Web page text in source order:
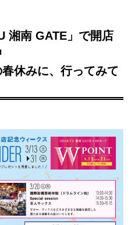
湘南 GATE」で開店
休みに、行ってみて